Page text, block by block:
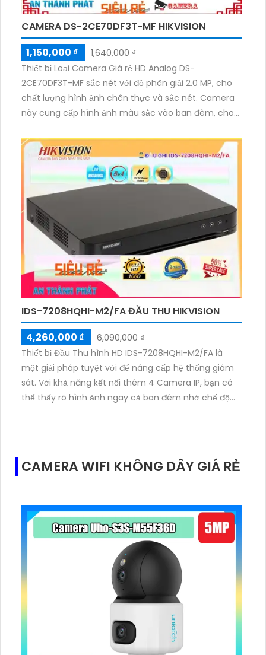
CAMERA DS-2CE70DF3T-MF HIKVISION
1,150,000 ₫
1,640,000 ₫
Thiết bị Loại Camera Giá rẻ HD Analog DS-
2CE70DF3T-MF sắc nét với độ phân giải 2.0 MP, cho
chất lượng hình ảnh chân thực và sắc nét. Camera
này cung cấp hình ảnh màu sắc vào ban đêm, cho
Khoảng cách quan sát ban đêm lên tới 20m.
Camera này phù hợp sử dụng cho cửa hàng, gia
đình và căn hộ. Với dạng Dome kim loại, camera này
có thể được sử dụng cho các hệ thống AHD, CVI, TVI,
BCS. Thiết bị này cũng dễ dàng thi công và có chức
năng thu hình ổn định.
IDS-7208HQHI-M2/FA ĐẦU THU HIKVISION
4,260,000 ₫
6,090,000 ₫
Thiết bị Đầu Thu hình HD IDS-7208HQHI-M2/FA là
một giải pháp tuyệt vời để nâng cấp hệ thống giám
sát. Với khả năng kết nối thêm 4 Camera IP, bạn có
thể thấy rõ hình ảnh ngay cả ban đêm nhờ chế độ
AHD CVI TVI BCS. Giá thành rẻ và ổn định, camera
này thực sự đáng để đầu tư. Ngoài ra, công nghệ AI
CAMERA WIFI KHÔNG DÂY GIÁ RẺ